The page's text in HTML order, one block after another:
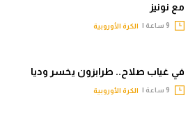
مع نونيز
الكرة الأوروبية
في غياب صلاح.. طرابزون يخسر وديا
الكرة الأوروبية